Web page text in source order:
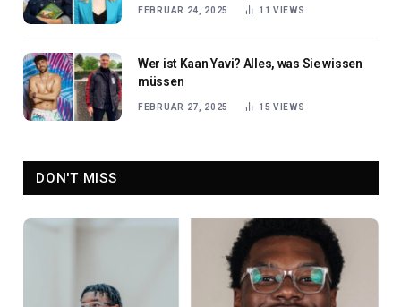
FEBRUAR 24, 2025 11VIEWS
Wer ist Kaan Yavi? Alles, was Sie wissen
müssen
FEBRUAR 27, 2025 15VIEWS
DON'T MISS